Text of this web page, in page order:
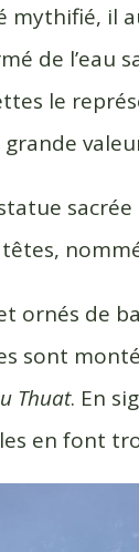
mythifié, il
de l’eau
le
grande
ornés de
sont
Thuat. En
en font